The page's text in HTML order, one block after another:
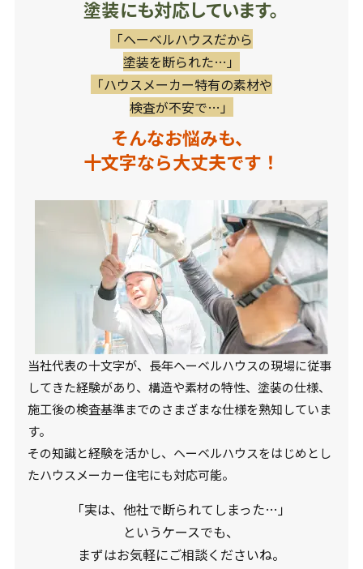
塗装にも対応しています。
「ヘーベルハウスだから
塗装を断られた…」
「ハウスメーカー特有の素材や
検査が不安で…」
そんなお悩みも、
十文字なら大丈夫です！
当社代表の十文字が、長年ヘーベルハウスの現場に従事
してきた経験があり、構造や素材の特性、塗装の仕様、
施工後の検査基準までのさまざまな仕様を熟知していま
す。
その知識と経験を活かし、ヘーベルハウスをはじめとし
たハウスメーカー住宅にも対応可能。
「実は、他社で断られてしまった…」
というケースでも、
まずはお気軽にご相談くださいね。